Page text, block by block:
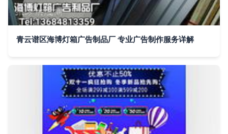
青云谱区海博灯箱广告制品厂 专业广告制作服务详解